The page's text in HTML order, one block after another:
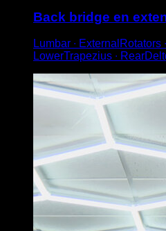
Back bridge en
Lumbar ∙ ExternalRotators
LowerTrapezius ∙